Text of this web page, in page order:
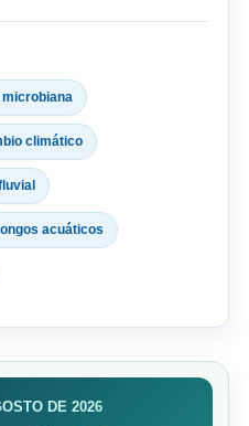
climático
acuáticos
DE 2026